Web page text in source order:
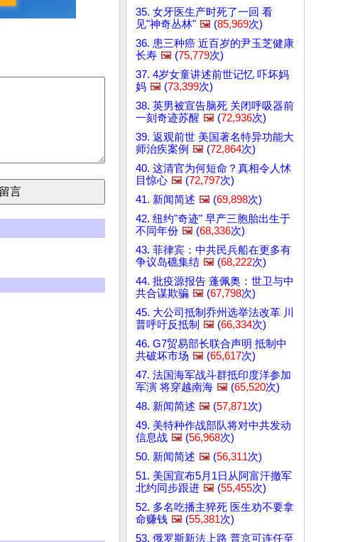
35. 女牙医生产时死了一回 看
见"神奇丛林" 🖼️ (85,969次)
36. 患三种癌 近百岁的尹玉芝健康
长寿 🖼️ (75,779次)
37. 4岁女童讲述前世记忆 吓坏妈
妈 🖼️ (73,399次)
38. 英男被宣告脑死 关闭呼吸器前
一刻奇迹苏醒 🖼️ (72,936次)
39. 返观前世 美国著名特异功能大
师治疾案例 🖼️ (72,864次)
40. 这清官为何短命？真相令人怵
目惊心 🖼️ (72,797次)
41. 新闻简述 🖼️ (69,898次)
42. 纽约"奇迹" 早产三胞胎出生于
不同年份 🖼️ (68,336次)
43. 菲律宾：中共民兵船在更多有
争议岛礁集结 🖼️ (68,222次)
44. 批疫源报告 蓬佩奥：世卫与中
共合谋欺骗 🖼️ (67,798次)
45. 大公司抵制乔州选举法改革 川
普呼吁反抵制 🖼️ (66,334次)
46. G7贸易部长联合声明 抵制中
共破坏市场 🖼️ (65,617次)
47. 法国海军战斗群抵印度洋参加
军演 将穿越南海 🖼️ (65,520次)
48. 新闻简述 🖼️ (57,871次)
49. 美特种作战部队将对中共发动
信息战 🖼️ (56,968次)
50. 新闻简述 🖼️ (56,311次)
51. 美国宣布5月1日从阿富汗撤军
北约同步跟进 🖼️ (55,455次)
52. 多名吃播主猝死 医生劝不要拿
命赚钱 🖼️ (55,381次)
53. 俄罗斯新法上路 普京可连任至